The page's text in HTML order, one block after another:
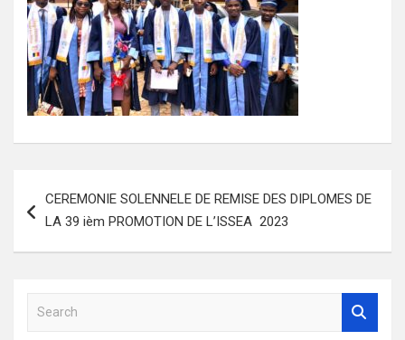
de
CEREMONIE SOLENNELE DE REMISE DES DIPLOMES DE
LA 39 ièm PROMOTION DE L’ISSEA 2023